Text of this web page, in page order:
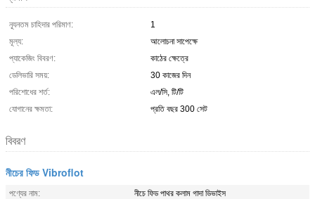
ন্যূনতম চাহিদার পরিমাণ:
1
মূল্য:
আলোচনা সাপেক্ষে
প্যাকেজিং বিবরণ:
কাঠের ক্ষেত্রে
ডেলিভারি সময়:
30 কাজের দিন
পরিশোধের শর্ত:
এল/সি, টি/টি
যোগানের ক্ষমতা:
প্রতি বছর 300 সেট
বিবরণ
নীচের ফিড Vibroflot
পণ্যের নাম:
নীচে ফিড পাথর কলাম গাদা ডিভাইস